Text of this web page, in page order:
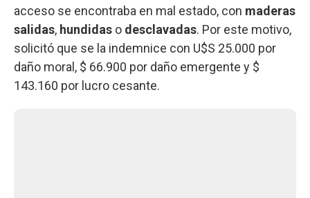
acceso se encontraba en mal estado, con maderas
salidas, hundidas o desclavadas. Por este motivo,
solicitó que se la indemnice con U$S 25.000 por
daño moral, $ 66.900 por daño emergente y $
143.160 por lucro cesante.